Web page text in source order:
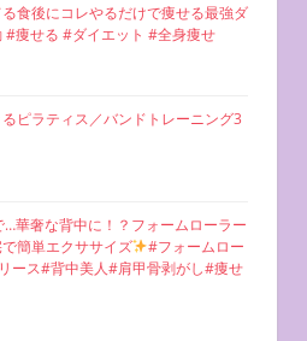
食後にコレやるだけで痩せる最強ダ
#痩せる #ダイエット #全身痩せ
ピラティス／バンドトレーニング3
華奢な背中に！？フォームローラー
簡単エクササイズ
#フォームロー
ース#背中美人#肩甲骨剥がし#痩せ